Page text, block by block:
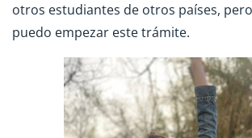
otros estudiantes de otros países,
puedo empezar este trámite.